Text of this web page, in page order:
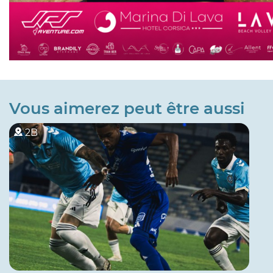
Vous aimerez peut être aussi
2B